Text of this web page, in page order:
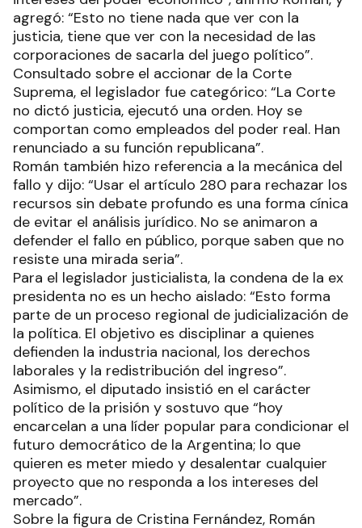
agregó: “Esto no tiene nada que ver con la
justicia, tiene que ver con la necesidad de las
corporaciones de sacarla del juego político”.
Consultado sobre el accionar de la Corte
Suprema, el legislador fue categórico: “La Corte
no dictó justicia, ejecutó una orden. Hoy se
comportan como empleados del poder real. Han
renunciado a su función republicana”.
Román también hizo referencia a la mecánica del
fallo y dijo: “Usar el artículo 280 para rechazar los
recursos sin debate profundo es una forma cínica
de evitar el análisis jurídico. No se animaron a
defender el fallo en público, porque saben que no
resiste una mirada seria”.
Para el legislador justicialista, la condena de la ex
presidenta no es un hecho aislado: “Esto forma
parte de un proceso regional de judicialización de
la política. El objetivo es disciplinar a quienes
defienden la industria nacional, los derechos
laborales y la redistribución del ingreso”.
Asimismo, el diputado insistió en el carácter
político de la prisión y sostuvo que “hoy
encarcelan a una líder popular para condicionar el
futuro democrático de la Argentina; lo que
quieren es meter miedo y desalentar cualquier
proyecto que no responda a los intereses del
mercado”.
Sobre la figura de Cristina Fernández, Román